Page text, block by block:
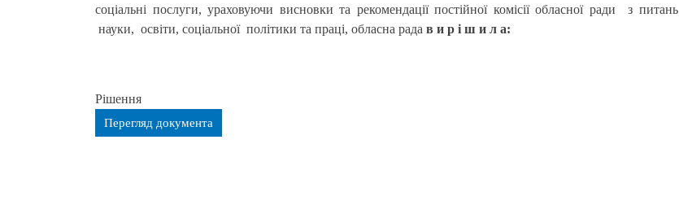
соціальні послуги, ураховуючи висновки та рекомендації постійної комісії обласної ради з питань
науки, освіти, соціальної політики та праці, обласна рада в и р і ш и л а:
Рішення
Перегляд документа